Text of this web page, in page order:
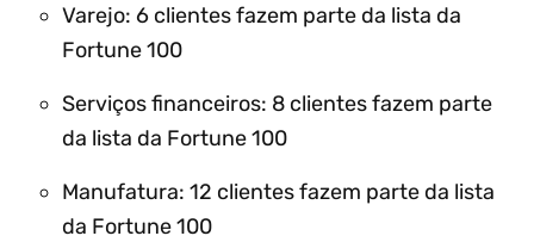
Varejo: 6 clientes fazem parte da lista da
Fortune 100
Serviços financeiros: 8 clientes fazem parte
da lista da Fortune 100
Manufatura: 12 clientes fazem parte da lista
da Fortune 100